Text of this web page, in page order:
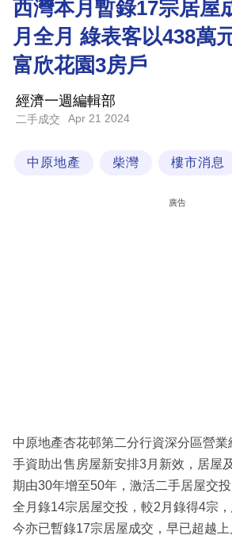
商
業
科
職
西灣本月暫錄17宗居屋
月全月 綠表客以438萬
富欣花園3房戶
經濟一週編輯部
二手成交 Apr 21 2024
中原地產 柴灣 樓市消息
廣告
中原地產杏花邨第二分行資深分區營
手資助出售房屋新安排3月新效，居屋
期由30年增至50年，激活二手居屋交
全月錄14宗居屋交投，較2月錄得4宗
今亦已暫錄17宗居屋成交，早已超越上